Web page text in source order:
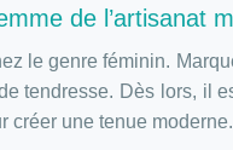
de l’artisanat
le genre féminin.
tendresse. Dès lors, il
créer une tenue